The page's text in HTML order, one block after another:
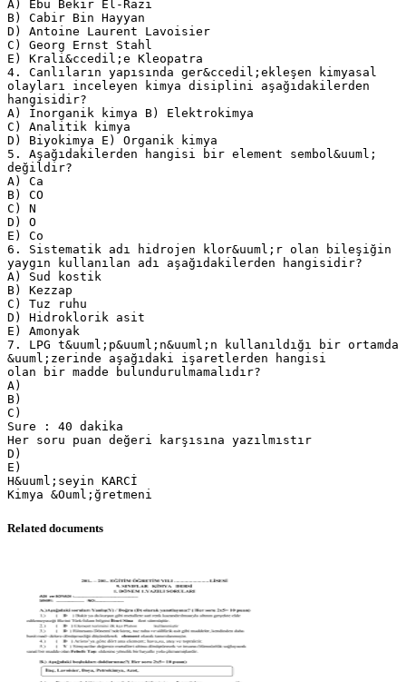
A) Ebu Bekir El-Razi
B) Cabir Bin Hayyan
D) Antoine Laurent Lavoisier
C) Georg Ernst Stahl
E) Krali&ccedil;e Kleopatra
4. Canlıların yapısında ger&ccedil;ekleşen kimyasal
olayları inceleyen kimya disiplini aşağıdakilerden
hangisidir?
A) İnorganik kimya B) Elektrokimya
C) Analitik kimya
D) Biyokimya E) Organik kimya
5. Aşağıdakilerden hangisi bir element sembol&uuml;
değildir?
A) Ca
B) CO
C) N
D) O
E) Co
6. Sistematik adı hidrojen klor&uuml;r olan bileşiğin
yaygın kullanılan adı aşağıdakilerden hangisidir?
A) Sud kostik
B) Kezzap
C) Tuz ruhu
D) Hidroklorik asit
E) Amonyak
7. LPG t&uuml;p&uuml;n&uuml;n kullanıldığı bir ortamda
&uuml;zerinde aşağıdaki işaretlerden hangisi
olan bir madde bulundurulmamalıdır?
A)
B)
C)
Sure : 40 dakika
Her soru puan değeri karşısına yazılmıstır
D)
E)
H&uuml;seyin KARCİ
Related documents